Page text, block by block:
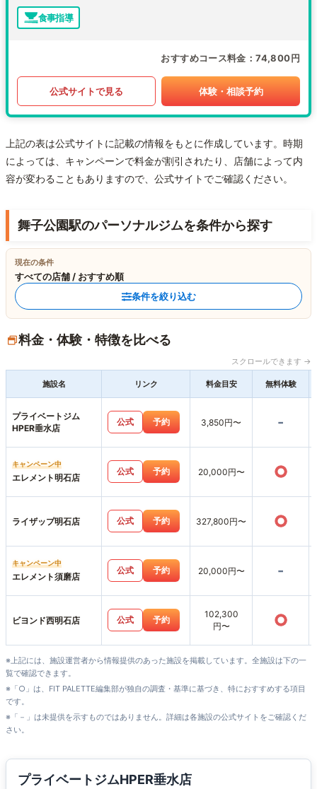
食事指導
おすすめコース料金 74,800円
公式サイトで見る 体験・相談予約
上記の表は公式サイトに記載の情報をもとに作成しています。時期
によっては、キャンペーンで料金が割引されたり、店舗によって内
容が変わることもありますので、公式サイトでご確認ください。
舞子公園駅のパーソナルジムを条件から探す
現在の条件
すべての店舗 / おすすめ順
条件を絞り込む
料金・体験・特徴を比べる
スクロールできます →
施設名 リンク 料金目安 無料体験
プライベートジム
HPER垂水店
公式 予約 3,850円〜 -
キャンペーン中
エレメント明石店
公式 予約 20,000円〜 ○
ライザップ明石店 公式 予約 327,800円〜 ○
キャンペーン中
エレメント須磨店
公式 予約 20,000円〜 -
ビヨンド西明石店 公式 予約
102,300
円〜
○
※上記には、施設運営者から情報提供のあった施設を掲載しています。全施設は下の一
覧で確認できます。
※「○」は、FIT PALETTE編集部が独自の調査・基準に基づき、特におすすめする項目
です。
※「－」は未提供を示すものではありません。詳細は各施設の公式サイトをご確認くだ
さい。
プライベートジムHPER垂水店